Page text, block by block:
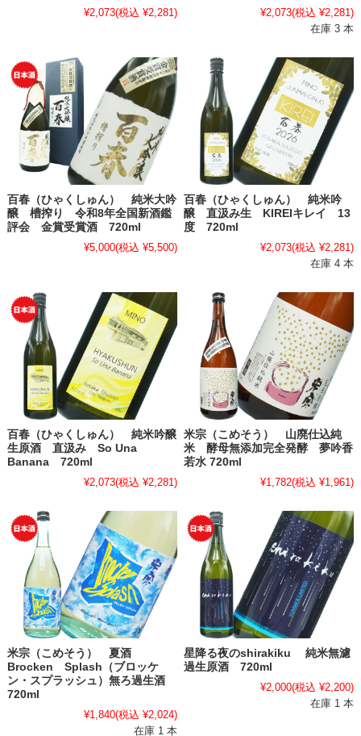
¥2,073(税込 ¥2,281)
¥2,073(税込 ¥2,281)
在庫 3 本
百春（ひゃくしゅん） 純米大吟
醸 槽搾り 令和8年全国新酒鑑
評会 金賞受賞酒 720ml
¥5,000(税込 ¥5,500)
百春（ひゃくしゅん） 純米吟
醸 直汲み生 KIREIキレイ 13
度 720ml
¥2,073(税込 ¥2,281)
在庫 4 本
百春（ひゃくしゅん） 純米吟醸
生原酒 直汲み So Una
Banana 720ml
¥2,073(税込 ¥2,281)
米宗（こめそう） 山廃仕込純
米 酵母無添加完全発酵 夢吟香
若水 720ml
¥1,782(税込 ¥1,961)
米宗（こめそう） 夏酒
Brocken Splash（ブロッケ
ン・スプラッシュ）無ろ過生酒
720ml
¥1,840(税込 ¥2,024)
在庫 1 本
星降る夜のshirakiku 純米無濾
過生原酒 720ml
¥2,000(税込 ¥2,200)
在庫 1 本